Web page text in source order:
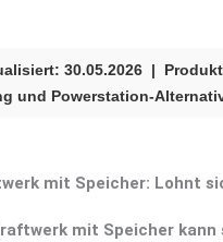
30.05.2026 |
und Powerstation-
mit Speicher: Lohnt
mit Speicher kann